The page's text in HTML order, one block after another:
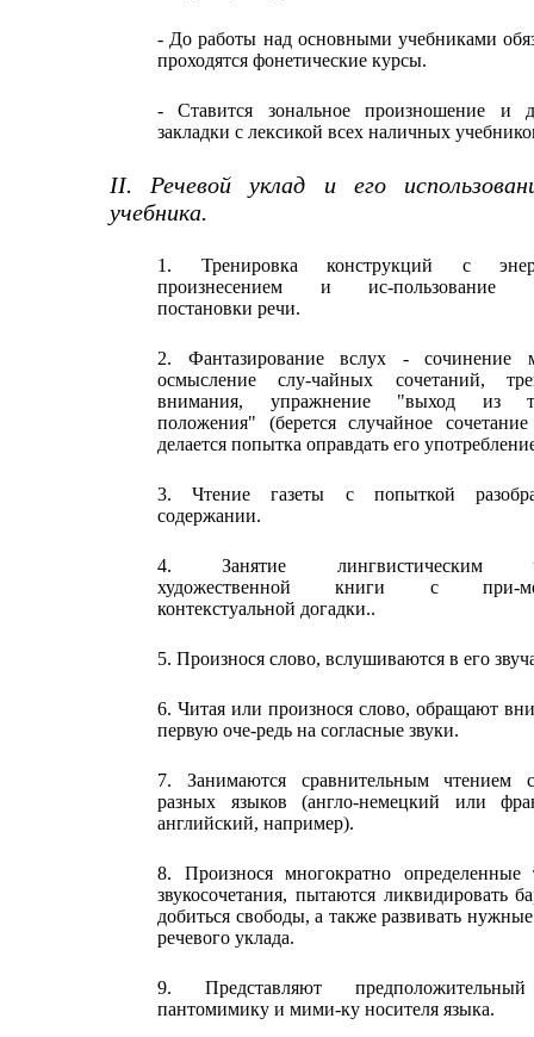
- До работы над основными учебниками
проходятся фонетические курсы.
- Ставится зональное произношение и
закладки с лексикой всех наличных
II. Речевой уклад и его
учебника.
1. Тренировка конструкций с
произнесением и ис-пользование
постановки речи.
2. Фантазирование вслух - сочинение
осмысление слу-чайных сочетаний,
внимания, упражнение "выход из
положения" (берется случайное
делается попытка оправдать его
3. Чтение газеты с попыткой
содержании.
4. Занятие лингвистическим
художественной книги с при-
контекстуальной догадки..
5. Произнося слово, вслушиваются в его
6. Читая или произнося слово, обращают
первую оче-редь на согласные звуки.
7. Занимаются сравнительным чтением
разных языков (англо-немецкий или
английский, например).
8. Произнося многократно определенные
звукосочетания, пытаются ликвидировать
добиться свободы, а также развивать
речевого уклада.
9. Представляют
пантомимику и мими-ку носителя языка.